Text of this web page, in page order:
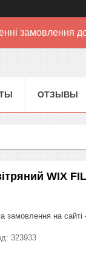
замовлення
ОТЗЫВЫ
WIX
замовлення на
323933